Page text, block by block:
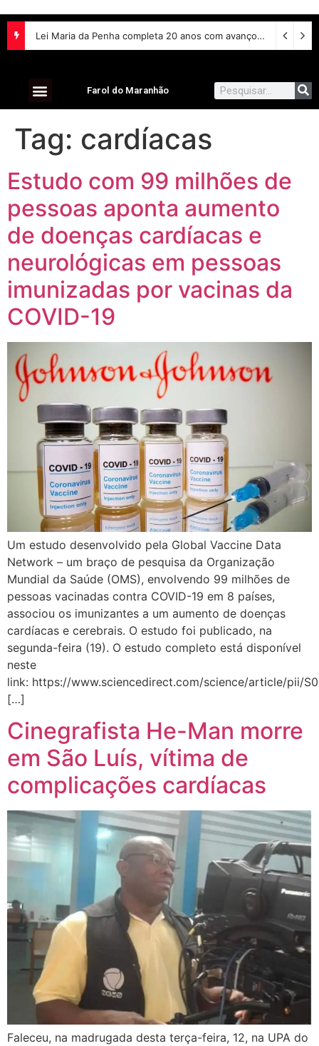
Lei Maria da Penha completa 20 anos com avanços na proteção às mulheres e desafios no combate à violência
Farol do Maranhão
Tag: cardíacas
Estudo com 99 milhões de
pessoas aponta aumento
de doenças cardíacas e
neurológicas em pessoas
imunizadas por vacinas da
COVID-19
Um estudo desenvolvido pela Global Vaccine Data
Network – um braço de pesquisa da Organização
Mundial da Saúde (OMS), envolvendo 99 milhões de
pessoas vacinadas contra COVID-19 em 8 países,
associou os imunizantes a um aumento de doenças
cardíacas e cerebrais. O estudo foi publicado, na
segunda-feira (19). O estudo completo está disponível
neste
link: https://www.sciencedirect.com/science/article/pii/
[…]
Cinegrafista He-Man morre
em São Luís, vítima de
complicações cardíacas
Faleceu, na madrugada desta terça-feira, 12, na UPA do